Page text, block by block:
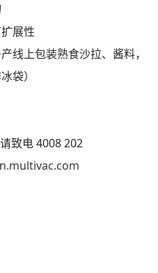
展性
线上包装熟食沙拉、酱料，
袋）
致电 4008 202